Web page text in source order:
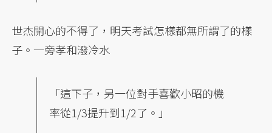
世杰開心的不得了，明天考試怎樣都無所謂了的樣
子。一旁孝和潑冷水
「這下子，另一位對手喜歡小昭的機
率從1/3提升到1/2了。」